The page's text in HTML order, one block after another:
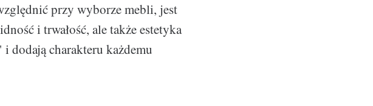
przy wyborze mebli, jest
i trwałość, ale także estetyka
dodają charakteru każdemu